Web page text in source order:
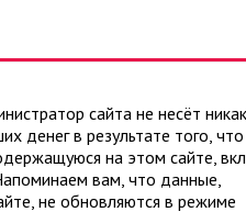
сайта не несёт
денег в результате того,
на этом сайте,
вам, что данные,
не обновляются в режиме